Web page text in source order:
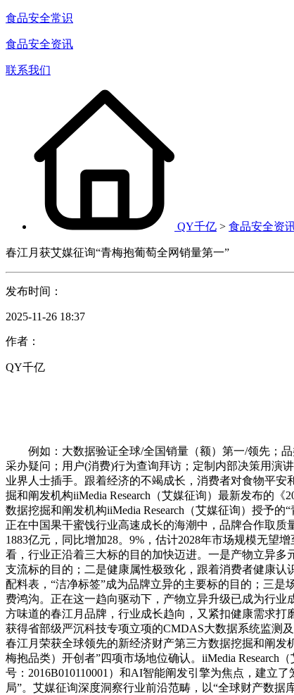
食品安全常识
食品安全资讯
联系我们
QY千亿 > 食品安全资
春江月获艾媒征询“青梅抱葡萄全网销量第一”
发布时间：
2025-11-26 18:37
作者：
QY千亿
例如：大数据验证全球/全国销量（额）第一/领先；品
采办疑问；用户(消费)行为查询拜访；定制内部决策用演
业界人士插手。跟着经济的不竭成长，消费者对食物平
掘和阐发机构iiMedia Research（艾媒征询）最新发布的
数据挖掘和阐发机构iiMedia Research（艾媒征询）授予
正在中国果干蜜饯行业高速成长的海潮中，品牌合作取质
1883亿元，同比增加28。9%，估计2028年市场规模无望
看，行业正沿着三大标的目的加快迈进。一是产物立异
支流标的目的；二是健康属性极致化，跟着消费者健康认
配料表，“洁净标签”成为品牌立异的主要标的目的；三
费鸿沟。正在这一趋向驱动下，产物立异升级已成为行
方味道的春江月品牌，行业成长趋向，又紧扣健康需求
获得省部级严沉科技专项立项的CMDAS大数据系统监测
春江月荣获全球领先的新经济财产第三方数据挖掘和阐发
梅抱品类）开创者”四项市场地位确认。iiMedia
号：2016B010110001）和AI智能阐发引擎为焦点，建立
局”。艾媒征询深度洞察行业前沿范畴，以“全球财产数